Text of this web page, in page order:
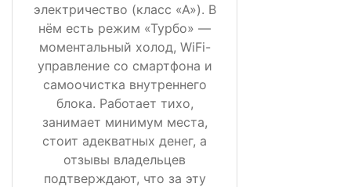
электричество (класс «А»). В
нём есть режим «Турбо» —
моментальный холод, WiFi-
управление со смартфона и
самоочистка внутреннего
блока. Работает тихо,
занимает минимум места,
стоит адекватных денег, а
отзывы владельцев
подтверждают, что за эту